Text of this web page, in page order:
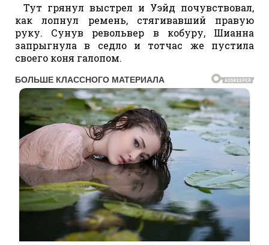
Тут грянул выстрел и Уэйд почувствовал,
как лопнул ремень, стягивавший правую
руку. Сунув револьвер в кобуру, Шианна
запрыгнула в седло и тотчас же пустила
своего коня галопом.